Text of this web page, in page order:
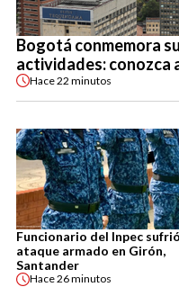
Bogotá conmemora
actividades: conozca
Hace22 minutos
Funcionario del Inpec sufrió
ataque armado en Girón,
Santander
Hace26 minutos